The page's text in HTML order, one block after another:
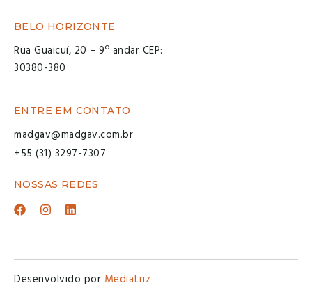
BELO HORIZONTE
Rua Guaicuí, 20 – 9º andar CEP:
30380-380
ENTRE EM CONTATO
madgav@madgav.com.br
+55 (31) 3297-7307
NOSSAS REDES
Desenvolvido por Mediatriz